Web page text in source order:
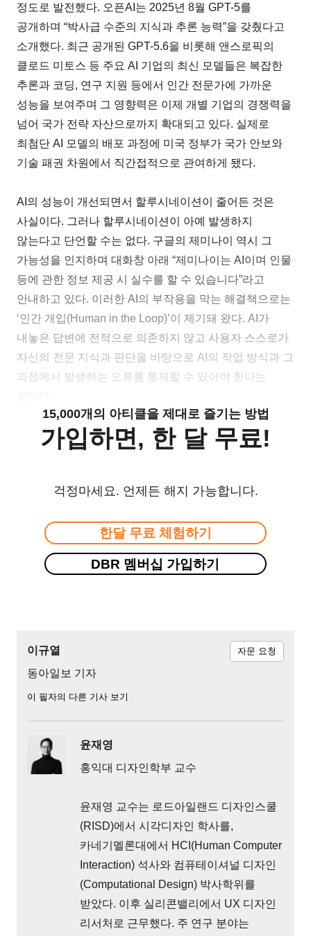
정도로 발전했다. 오픈AI는 2025년 8월 GPT-5를
공개하며 “박사급 수준의 지식과 추론 능력”을 갖췄다고
소개했다. 최근 공개된 GPT-5.6을 비롯해 앤스로픽의
클로드 미토스 등 주요 AI 기업의 최신 모델들은 복잡한
추론과 코딩, 연구 지원 등에서 인간 전문가에 가까운
성능을 보여주며 그 영향력은 이제 개별 기업의 경쟁력을
넘어 국가 전략 자산으로까지 확대되고 있다. 실제로
최첨단 AI 모델의 배포 과정에 미국 정부가 국가 안보와
기술 패권 차원에서 직간접적으로 관여하게 됐다.
AI의 성능이 개선되면서 할루시네이션이 줄어든 것은
사실이다. 그러나 할루시네이션이 아예 발생하지
않는다고 단언할 수는 없다. 구글의 제미나이 역시 그
가능성을 인지하며 대화창 아래 “제미나이는 AI이며 인물
등에 관한 정보 제공 시 실수를 할 수 있습니다”라고
안내하고 있다. 이러한 AI의 부작용을 막는 해결책으로는
‘인간 개입(Human in the Loop)’이 제기돼 왔다. AI가
내놓은 답변에 전적으로 의존하지 않고 사용자 스스로가
자신의 전문 지식과 판단을 바탕으로 AI의 작업 방식과 그
과정에서 발생하는 오류를 통제할 수 있어야 한다는
15,000개의 아티클을 제대로 즐기는 방법
가입하면, 한 달 무료!
걱정마세요. 언제든 해지 가능합니다.
한달 무료 체험하기
DBR 멤버십 가입하기
이규열
동아일보 기자
이 필자의 다른 기사 보기
윤재영
홍익대 디자인학부 교수
윤재영 교수는 로드아일랜드 디자인스쿨
(RISD)에서 시각디자인 학사를,
카네기멜론대에서 HCI(Human Computer
Interaction) 석사와 컴퓨테이셔널 디자인
(Computational Design) 박사학위를
받았다. 이후 실리콘밸리에서 UX 디자인
리서처로 근무했다. 주 연구 분야는
자문 요청